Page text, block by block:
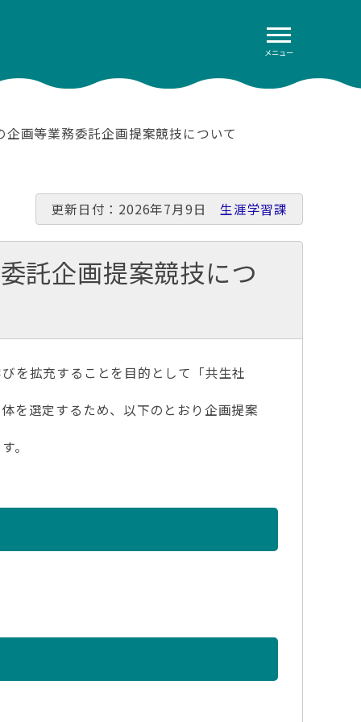
メニュー
画等業務委託企画提案競技について
更新日付：2026年7月9日生涯学習課
託企画提案競技につ
を拡充することを目的として「共生社
を選定するため、以下のとおり企画提案
。